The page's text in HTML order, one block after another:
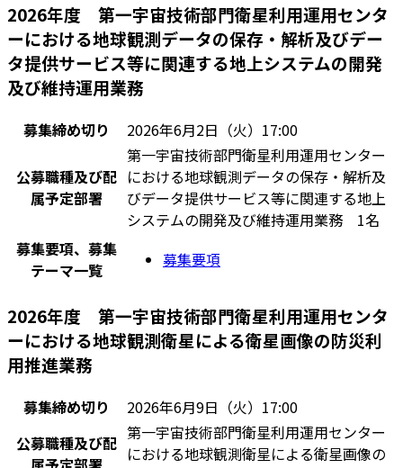
2026年度 第一宇宙技術部門衛星利用運用センタ
ーにおける地球観測データの保存・解析及びデー
タ提供サービス等に関連する地上システムの開発
及び維持運用業務
募集締め切り 2026年6月2日（火）17:00
公募職種及び配
属予定部署
第一宇宙技術部門衛星利用運用センター
における地球観測データの保存・解析及
びデータ提供サービス等に関連する地上
システムの開発及び維持運用業務 1名
募集要項、募集
テーマ一覧
募集要項
2026年度 第一宇宙技術部門衛星利用運用センタ
ーにおける地球観測衛星による衛星画像の防災利
用推進業務
募集締め切り
2026年6月9日（火）17:00
公募職種及び配 第一宇宙技術部門衛星利用運用センター
における地球観測衛星による衛星画像の